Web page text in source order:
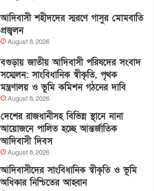
আদিবাসী শহীদদের স্মরণে গাসুর মোমবাতি
প্রজ্বলন
August 8, 2026
বগুড়ায় জাতীয় আদিবাসী পরিষদের সংবাদ
সম্মেলন: সাংবিধানিক স্বীকৃতি, পৃথক
মন্ত্রণালয় ও ভূমি কমিশন গঠনের দাবি
August 8, 2026
দেশের রাজধানীসহ বিভিন্ন স্থানে নানা
আয়োজনে পালিত হচ্ছে আন্তর্জাতিক
আদিবাসী দিবস
August 8, 2026
আদিবাসীদের সাংবিধানিক স্বীকৃতি ও ভূমি
অধিকার নিশ্চিতের আহ্বান